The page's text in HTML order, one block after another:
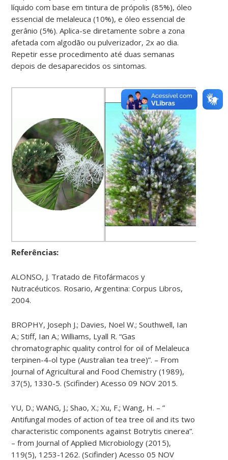
líquido com base em tintura de própolis (85%), óleo
essencial de melaleuca (10%), e óleo essencial de
gerânio (5%). Aplica-se diretamente sobre a zona
afetada com algodão ou pulverizador, 2x ao dia.
Repetir esse procedimento até duas semanas
depois de desaparecidos os sintomas.
Referências:
ALONSO, J. Tratado de Fitofármacos y
Nutracéuticos. Rosario, Argentina: Corpus Libros,
2004.
BROPHY, Joseph J.; Davies, Noel W.; Southwell, Ian
A.; Stiff, Ian A.; Williams, Lyall R. “Gas
chromatographic quality control for oil of Melaleuca
terpinen-​4-​ol type (Australian tea tree)”. – From
Journal of Agricultural and Food Chemistry (1989),
37(5), 1330-5. (Scifinder) Acesso 09 NOV 2015.
YU, D.; WANG, J.; Shao, X.; Xu, F.; Wang, H. – ”
Antifungal modes of action of tea tree oil and its two
characteristic components against Botrytis cinerea”.
– from Journal of Applied Microbiology (2015),
119(5), 1253-1262. (Scifinder) Acesso 05 NOV